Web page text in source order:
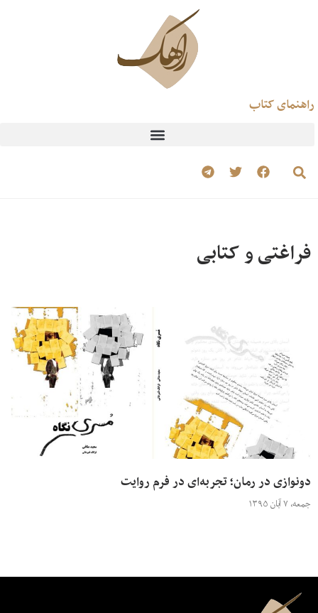
راهنمای کتاب
فراغتی و کتابی
دونوازی در رمان؛ تجربه‌ای در فرم روایت
جمعه، ۷ آبان ۱۳۹۵